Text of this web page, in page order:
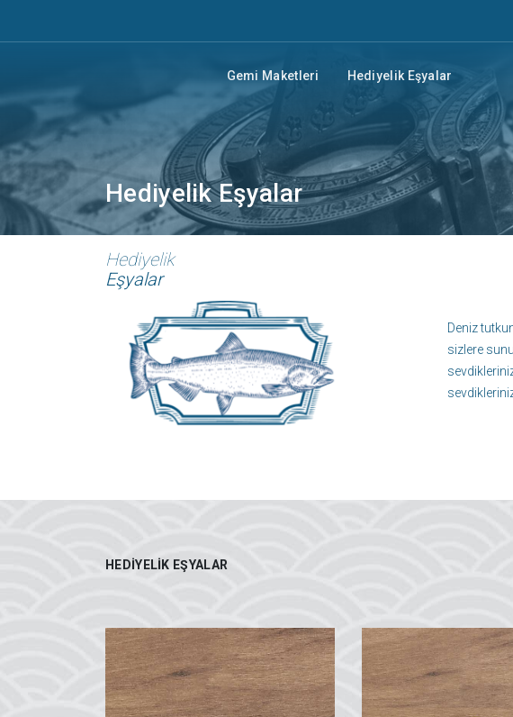
Gemi Maketleri Hediyelik Eşyalar
Hediyelik Eşyalar
Hediyelik
Eşyalar
Deniz
sizlere
HEDIYELIK EŞYALAR